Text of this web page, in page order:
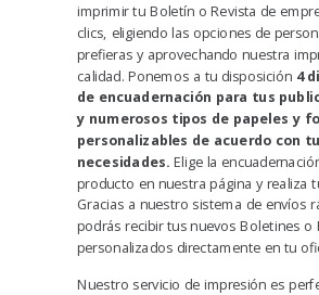
imprimir tu Boletín o Revista de
clics, eligiendo las opciones de
prefieras y aprovechando nuestra
calidad. Ponemos a tu disposición 4
de encuadernación para tus
y numerosos tipos de papeles y
personalizables de acuerdo con
necesidades. Elige la
producto en nuestra página y realiza
Gracias a nuestro sistema de envíos
podrás recibir tus nuevos Boletines o
personalizados directamente en tu
Nuestro servicio de impresión es